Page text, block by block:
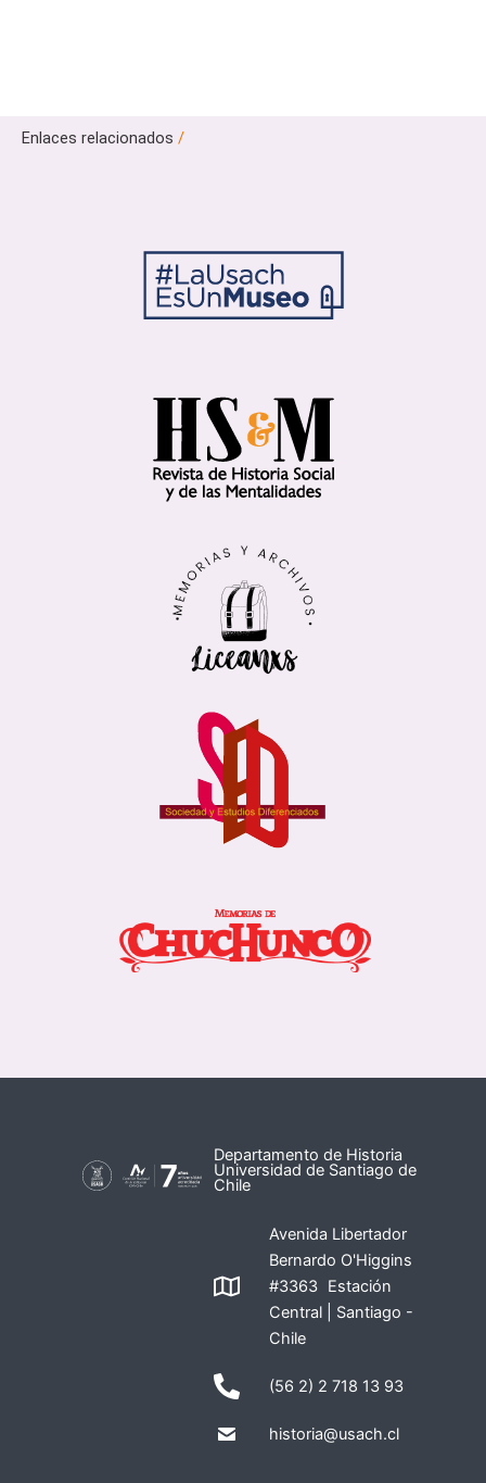
Enlaces relacionados /
Departamento de Historia
Universidad de Santiago de
Chile
Avenida Libertador
Bernardo O'Higgins
#3363 Estación
Central | Santiago -
Chile
(56 2) 2 718 13 93
historia@usach.cl